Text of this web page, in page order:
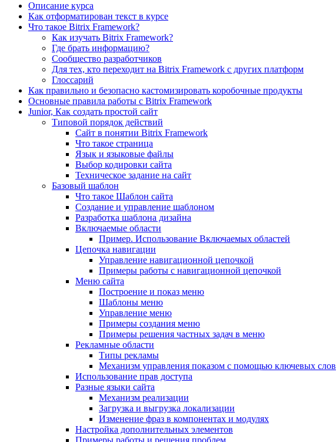
Описание курса
Как отформатирован текст в курсе
Что такое Bitrix Framework?
Как изучать Bitrix Framework?
Где брать информацию?
Сообщество разработчиков
Для тех, кто переходит на Bitrix Framework с других платформ
Глоссарий
Как правильно и безопасно кастомизировать коробочные продукты
Основные правила работы с Bitrix Framework
Junior, Как создать простой сайт
Типовой порядок действий
Сайт в понятии Bitrix Framework
Что такое страница
Язык и языковые файлы
Выбор кодировки сайта
Техническое задание на сайт
Базовый шаблон
Что такое Шаблон сайта
Создание и управление шаблоном
Разработка шаблона дизайна
Включаемые области
Пример. Использование Включаемых областей
Цепочка навигации
Управление навигационной цепочкой
Примеры работы с навигационной цепочкой
Меню сайта
Построение и показ меню
Шаблоны меню
Управление меню
Примеры создания меню
Примеры решения частных задач в меню
Рекламные области
Типы рекламы
Механизм управления показом с помощью ключевых слов
Использование прав доступа
Разные языки сайта
Механизм реализации
Загрузка и выгрузка локализации
Изменение фраз в компонентах и модулях
Настройка дополнительных элементов
Примеры работы и решения проблем